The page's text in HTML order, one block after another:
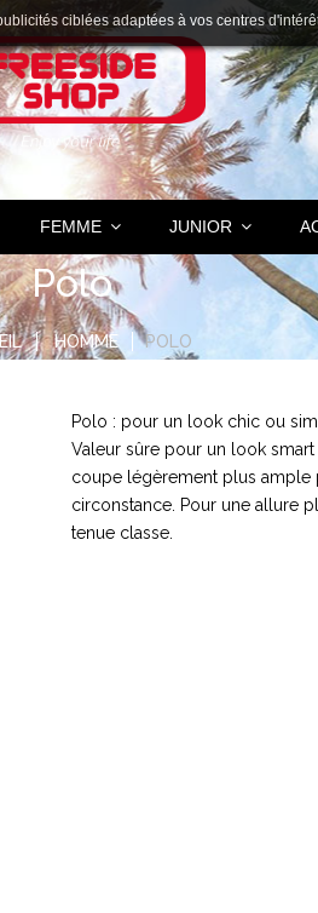
FEMME JUNIOR
ciblées adaptées à vos centres
Polo
HOMME POLO
Polo : pour un look chic ou
Valeur sûre pour un look
coupe légèrement plus ample
circonstance. Pour une allure
tenue classe.